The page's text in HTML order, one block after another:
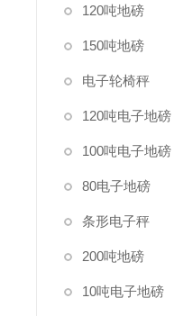
120吨地磅
150吨地磅
电子轮椅秤
120吨电子地磅
100吨电子地磅
80电子地磅
条形电子秤
200吨地磅
10吨电子地磅